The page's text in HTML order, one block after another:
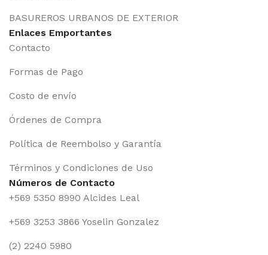
BASUREROS URBANOS DE EXTERIOR
Enlaces Emportantes
Contacto
Formas de Pago
Costo de envío
Órdenes de Compra
Política de Reembolso y Garantía
Términos y Condiciones de Uso
Números de Contacto
+569 5350 8990 Alcides Leal
+569 3253 3866 Yoselin Gonzalez
(2) 2240 5980